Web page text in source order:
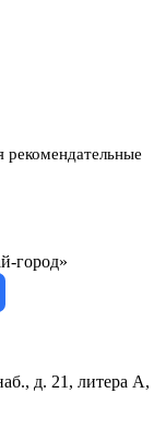
рекомендательные
город»
д. 21, литера А,